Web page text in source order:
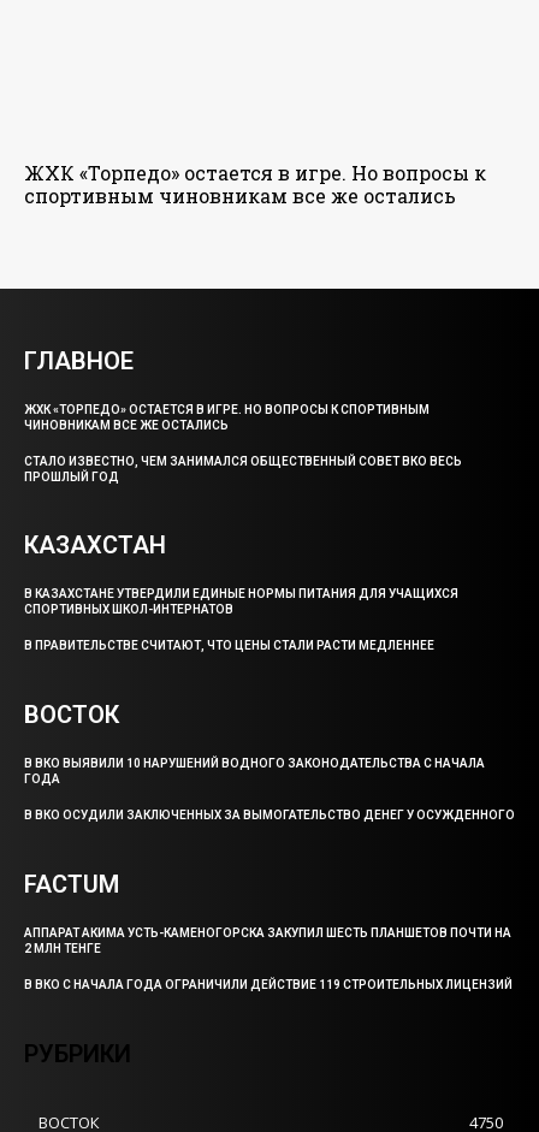
ЖХК «Торпедо» остается в игре. Но вопросы к
спортивным чиновникам все же остались
ГЛАВНОЕ
ЖХК «ТОРПЕДО» ОСТАЕТСЯ В ИГРЕ. НО ВОПРОСЫ К СПОРТИВНЫМ
ЧИНОВНИКАМ ВСЕ ЖЕ ОСТАЛИСЬ
СТАЛО ИЗВЕСТНО, ЧЕМ ЗАНИМАЛСЯ ОБЩЕСТВЕННЫЙ СОВЕТ ВКО ВЕСЬ
ПРОШЛЫЙ ГОД
КАЗАХСТАН
В КАЗАХСТАНЕ УТВЕРДИЛИ ЕДИНЫЕ НОРМЫ ПИТАНИЯ ДЛЯ УЧАЩИХСЯ
СПОРТИВНЫХ ШКОЛ-ИНТЕРНАТОВ
В ПРАВИТЕЛЬСТВЕ СЧИТАЮТ, ЧТО ЦЕНЫ СТАЛИ РАСТИ МЕДЛЕННЕЕ
ВОСТОК
В ВКО ВЫЯВИЛИ 10 НАРУШЕНИЙ ВОДНОГО ЗАКОНОДАТЕЛЬСТВА С НАЧАЛА
ГОДА
В ВКО ОСУДИЛИ ЗАКЛЮЧЕННЫХ ЗА ВЫМОГАТЕЛЬСТВО ДЕНЕГ У ОСУЖДЕННОГО
FACTUM
АППАРАТ АКИМА УСТЬ-КАМЕНОГОРСКА ЗАКУПИЛ ШЕСТЬ ПЛАНШЕТОВ ПОЧТИ НА
2 МЛН ТЕНГЕ
В ВКО С НАЧАЛА ГОДА ОГРАНИЧИЛИ ДЕЙСТВИЕ 119 СТРОИТЕЛЬНЫХ ЛИЦЕНЗИЙ
РУБРИКИ
ВОСТОК
4750